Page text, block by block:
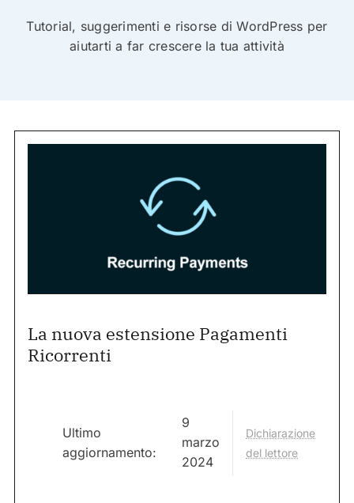
Tutorial, suggerimenti e risorse di WordPress per
aiutarti a far crescere la tua attività
La nuova estensione Pagamenti
Ricorrenti
Ultimo
aggiornamento:
9
marzo
2024
Dichiarazione
del lettore